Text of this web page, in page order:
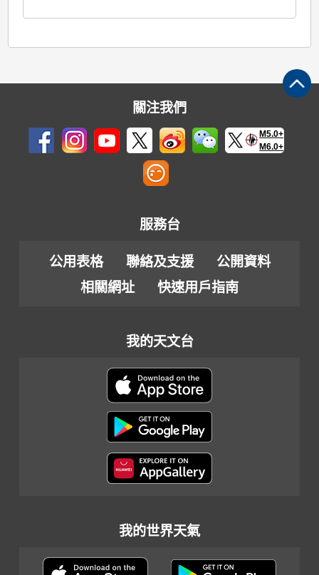
關注我們
M5.0+
M6.0+
服務台
公用表格 聯絡及支援
公開資料
相關網址
快速用戶指南
我的天文台
我的世界天氣